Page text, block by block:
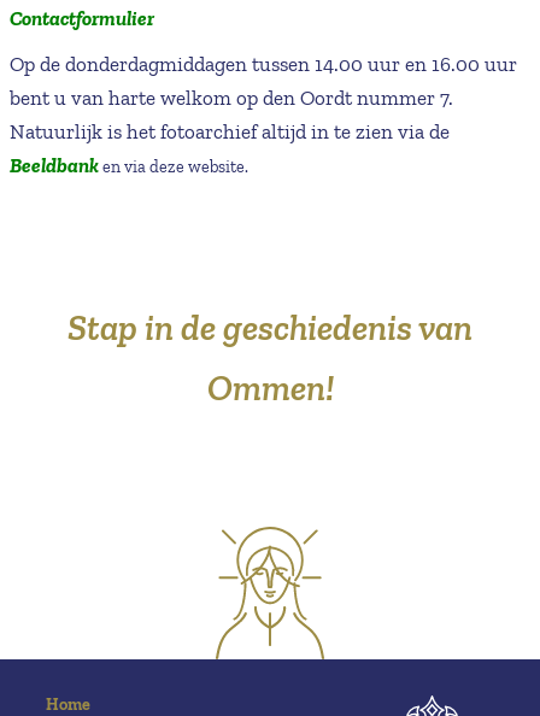
Contactformulier
Op de donderdagmiddagen tussen 14.00 uur en 16.00 uur
bent u van harte welkom op den Oordt nummer 7.
Natuurlijk is het fotoarchief altijd in te zien via de
Beeldbanken via deze website.
Stap in de geschiedenis van
Ommen!
Home